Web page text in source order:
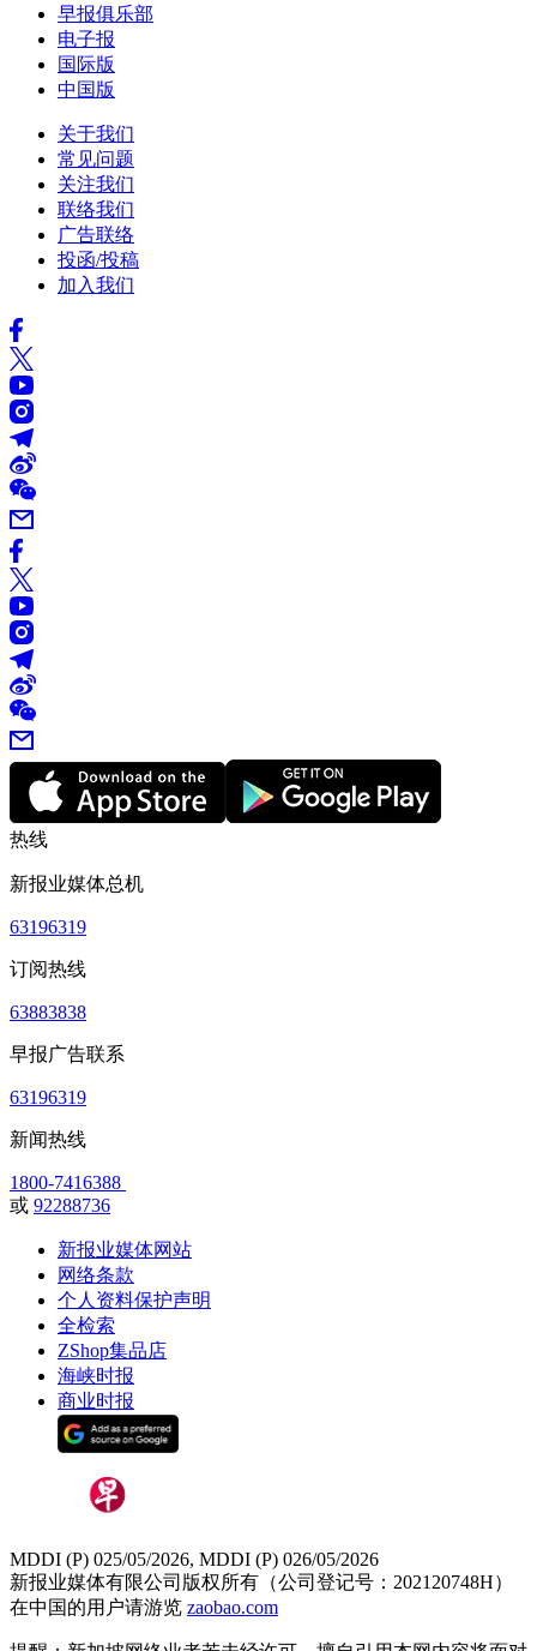
早报俱乐部
电子报
国际版
中国版
关于我们
常见问题
关注我们
联络我们
广告联络
投函/投稿
加入我们
热线
新报业媒体总机
63196319
订阅热线
63883838
早报广告联系
63196319
新闻热线
1800-7416388
或 92288736
新报业媒体网站
网络条款
个人资料保护声明
全检索
ZShop集品店
海峡时报
商业时报
MDDI (P) 025/05/2026, MDDI (P) 026/05/2026
新报业媒体有限公司版权所有（公司登记号：202120748H）
在中国的用户请游览 zaobao.com